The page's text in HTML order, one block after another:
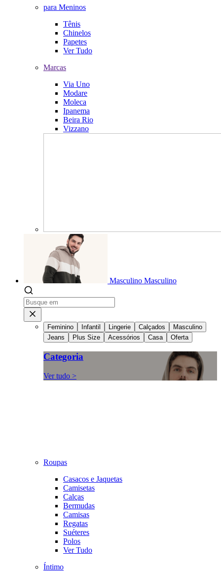
para Meninos
Tênis
Chinelos
Papetes
Ver Tudo
Marcas
Via Uno
Modare
Moleca
Ipanema
Beira Rio
Vizzano
Masculino Masculino
Feminino Infantil Lingerie Calçados
Masculino
Jeans
Plus Size Acessórios Casa Oferta
Categoria
Ver tudo >
Roupas
Casacos e Jaquetas
Camisetas
Calças
Bermudas
Camisas
Regatas
Suéteres
Polos
Ver Tudo
Íntimo